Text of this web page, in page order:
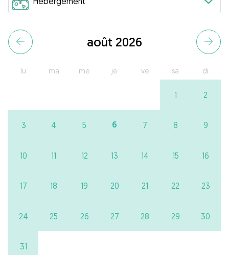
août 2026
lu ma me je ve sa di
1 2
3 4 5 6 7 8 9
10 11 12 13 14 15 16
17 18 19 20 21 22 23
24 25 26 27 28 29 30
31